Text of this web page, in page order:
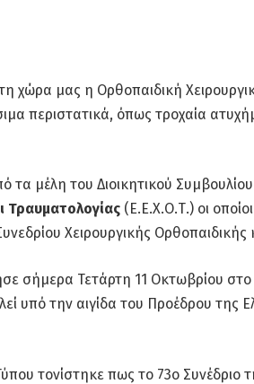
χώρα μας η Ορθοπαιδική
περιστατικά, όπως τροχαία
τα μέλη του Διοικητικού
Τραυματολογίας(Ε.Ε.Χ.Ο.Τ.) οι
Χειρουργικής Ορθοπαιδικής
σήμερα Τετάρτη 11 Οκτωβρίου
υπό την αιγίδα του Προέδρου της
τονίστηκε πως το 73ο Συνέδριο